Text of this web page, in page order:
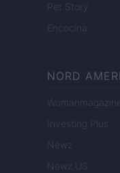
Pet Story
Encocina
NORD
Womanmagazine
Investing Plus
Newz
Newz US